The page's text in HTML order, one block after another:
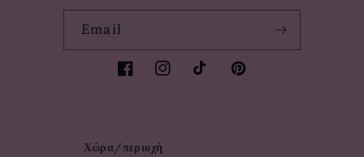
Email
FacebookInstagramTikTokPinterest
Χώρα/περιοχή